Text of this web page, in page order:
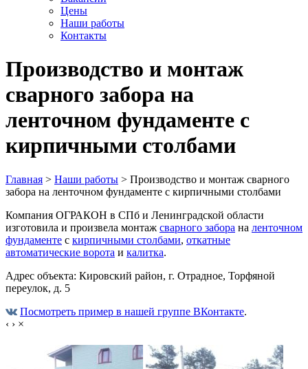
Цены
Наши работы
Контакты
Производство и монтаж
сварного забора на
ленточном фундаменте с
кирпичными столбами
Главная > Наши работы > Производство и монтаж сварного
забора на ленточном фундаменте с кирпичными столбами
Компания ОГРАКОН в СПб и Ленинградской области
изготовила и произвела монтаж сварного забора на ленточном
фундаменте с кирпичными столбами, откатные
автоматические ворота и калитка.
Адрес объекта: Кировский район, г. Отрадное, Торфяной
переулок, д. 5
Посмотреть пример в нашей группе ВКонтакте.
‹ › ×